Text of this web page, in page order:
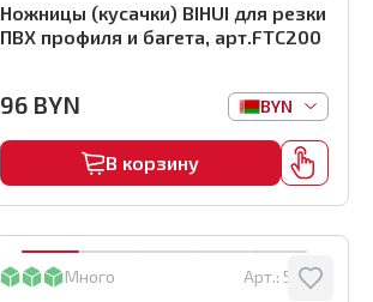
Ножницы (кусачки) BIHUI для резки
ПВХ профиля и багета, арт.FTC200
96 BYN BYN
В корзину
Много Арт.: 50418